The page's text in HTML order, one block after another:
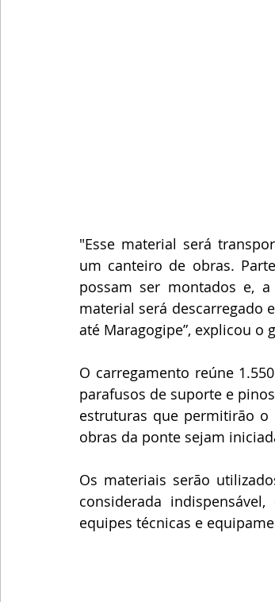
"Esse material será
um canteiro de obras.
possam ser montados e,
material será descarregado
até Maragogipe”, explicou o
O carregamento reúne
parafusos de suporte e
estruturas que permitirão
obras da ponte sejam
Os materiais serão
considerada
equipes técnicas e